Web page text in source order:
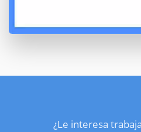
¿Le interesa